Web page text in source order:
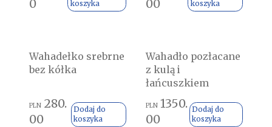
0
koszyka
00
koszyka
Wahadełko srebrne
bez kółka
PLN 280.
00
Dodaj do
koszyka
Wahadło pozłacane
z kulą i
łańcuszkiem
PLN 1350.
00
Dodaj do
koszyka